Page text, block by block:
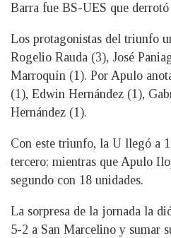
Barra fue BS-UES que
Los protagonistas del triunfo
Rogelio Rauda (3), José
Marroquín (1). Por Apulo
(1), Edwin Hernández (1),
Hernández (1).
Con este triunfo, la U llegó a
tercero; mientras que Apulo
segundo con 18 unidades.
La sorpresa de la jornada la
5-2 a San Marcelino y sumar